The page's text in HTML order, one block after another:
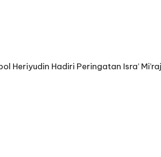
Heriyudin Hadiri Peringatan Isra’